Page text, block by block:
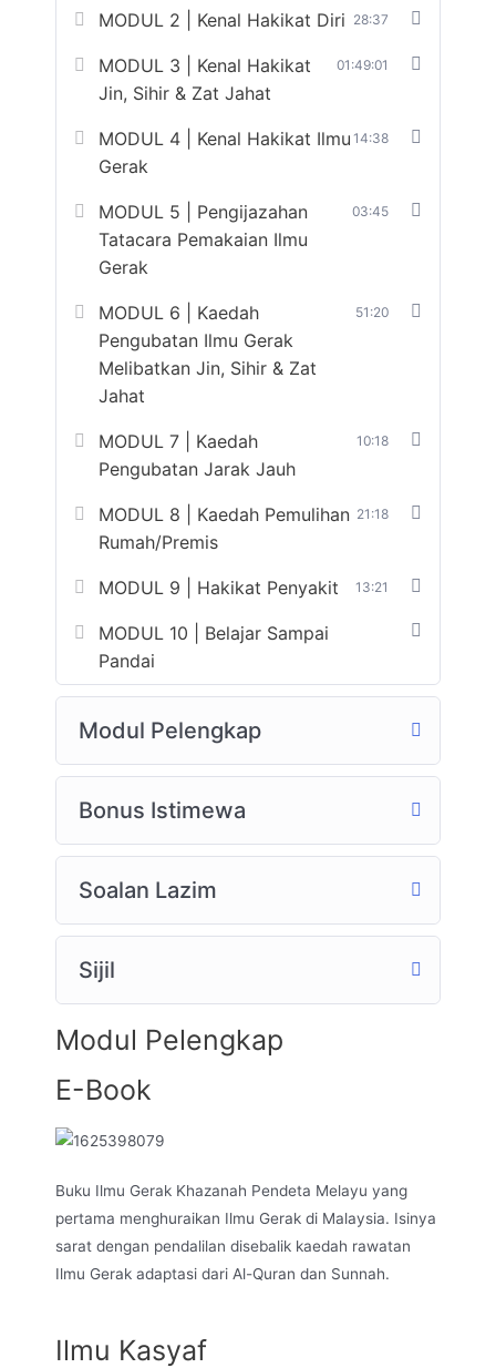
MODUL 2 | Kenal Hakikat Diri 28:37
MODUL 3 | Kenal Hakikat
Jin, Sihir & Zat Jahat
01:49:01
MODUL 4 | Kenal Hakikat Ilmu
Gerak
14:38
MODUL 5 | Pengijazahan
Tatacara Pemakaian Ilmu
Gerak
03:45
MODUL 6 | Kaedah
Pengubatan Ilmu Gerak
Melibatkan Jin, Sihir & Zat
Jahat
51:20
MODUL 7 | Kaedah
Pengubatan Jarak Jauh
10:18
MODUL 8 | Kaedah Pemulihan
Rumah/Premis
21:18
MODUL 9 | Hakikat Penyakit 13:21
MODUL 10 | Belajar Sampai
Pandai
Modul Pelengkap
Bonus Istimewa
Soalan Lazim
Sijil
Modul Pelengkap
E-Book
Buku Ilmu Gerak Khazanah Pendeta Melayu yang
pertama menghuraikan Ilmu Gerak di Malaysia. Isinya
sarat dengan pendalilan disebalik kaedah rawatan
Ilmu Gerak adaptasi dari Al-Quran dan Sunnah.
Ilmu Kasyaf